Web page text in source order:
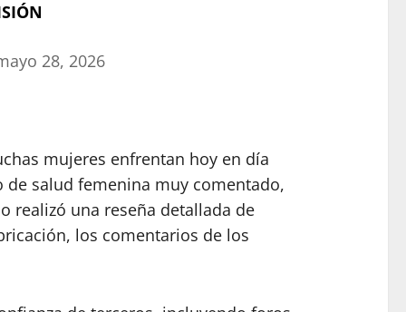
28, 2026
mujeres enfrentan hoy en día
salud femenina muy comentado,
realizó una reseña detallada de
los comentarios de los